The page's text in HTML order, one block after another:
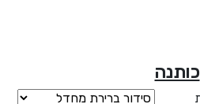
כותנה